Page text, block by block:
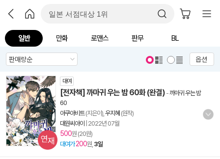
일반 만화 로맨스 판무 BL
옵션
대여
[전자책] 까마귀 우는 밤 60화 (완결) -까마귀 우는 밤
60
아쿠아비트(지은이), 우지혜 (원작)
대원씨아이
2022년 07월
500원 (20원)
대여가 200원, 3일